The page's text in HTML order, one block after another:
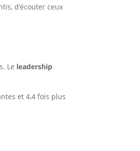
d’écouter ceux
Le leadership
et 4,4 fois plus